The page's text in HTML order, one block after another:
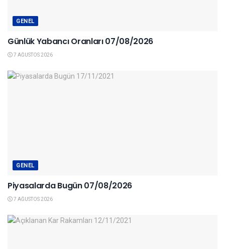
GENEL
Günlük Yabancı Oranları 07/08/2026
7 AĞUSTOS 2026
GENEL
Piyasalarda Bugün 07/08/2026
7 AĞUSTOS 2026